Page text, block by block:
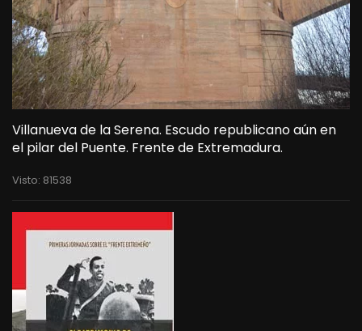
Villanueva de la Serena. Escudo republicano aún en
el pilar del Puente. Frente de Extremadura.
Visto: 81538